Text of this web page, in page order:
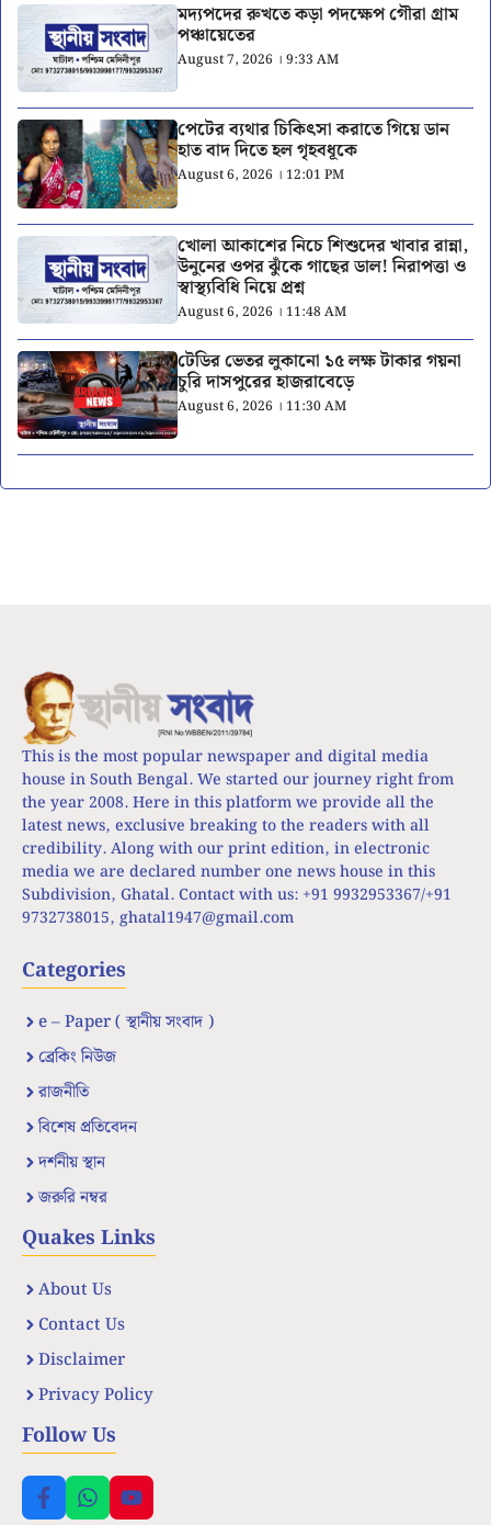
মদ্যপদের রুখতে কড়া পদক্ষেপ গৌরা গ্রাম
পঞ্চায়েতের
August 7, 2026 । 9:33 AM
পেটের ব্যথার চিকিৎসা করাতে গিয়ে ডান
হাত বাদ দিতে হল গৃহবধূকে
August 6, 2026 । 12:01 PM
খোলা আকাশের নিচে শিশুদের খাবার রান্না,
উনুনের ওপর ঝুঁকে গাছের ডাল! নিরাপত্তা ও
স্বাস্থ্যবিধি নিয়ে প্রশ্ন
August 6, 2026 । 11:48 AM
টেডির ভেতর লুকানো ১৫ লক্ষ টাকার গয়না
চুরি দাসপুরের হাজরাবেড়ে
August 6, 2026 । 11:30 AM
This is the most popular newspaper and digital media
house in South Bengal. We started our journey right from
the year 2008. Here in this platform we provide all the
latest news, exclusive breaking to the readers with all
credibility. Along with our print edition, in electronic
media we are declared number one news house in this
Subdivision, Ghatal. Contact with us: +91 9932953367/+91
9732738015, ghatal1947@gmail.com
Categories
e – Paper ( স্থানীয় সংবাদ )
ব্রেকিং নিউজ
রাজনীতি
বিশেষ প্রতিবেদন
দর্শনীয় স্থান
জরুরি নম্বর
Quakes Links
About Us
Contact Us
Disclaimer
Privacy Policy
Follow Us